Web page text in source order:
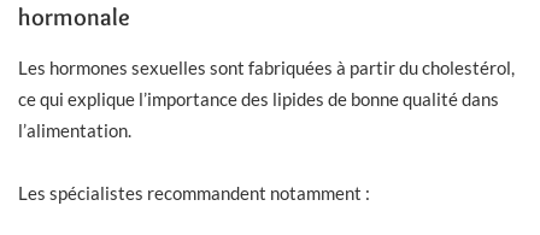
hormonale
Les hormones sexuelles sont fabriquées à partir du cholestérol,
ce qui explique l’importance des lipides de bonne qualité dans
l’alimentation.
Les spécialistes recommandent notamment :